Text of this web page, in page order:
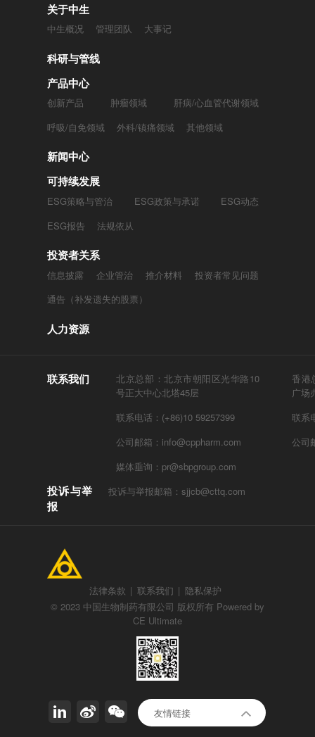
关于中生
中生概况 管理团队 大事记
科研与管线
产品中心
创新产品 肿瘤领域
肝病/心血管代谢领域
呼吸/自免领域
外科/镇痛领域 其他领域
新闻中心
可持续发展
ESG策略与管治 ESG政策与承诺
ESG动态
ESG报告
法规依从
投资者关系
信息披露 企业管治 推介材料
投资者常见问题
通告（补发遗失的股票）
人力资源
联系我们
北京总部：北京市朝阳区光华路10
号正大中心北塔45层
联系电话：(+86)10 59257399
公司邮箱：info@cppharm.com
媒体垂询：pr@sbpgroup.com
香港
广场
联系
公司
投诉与举
报
投诉与举报邮箱：sjjcb@cttq.com
法律条款 | 联系我们 | 隐私保护
© 2023 中国生物制药有限公司 版权所有 Powered by
CE Ultimate
友情链接
正大集团